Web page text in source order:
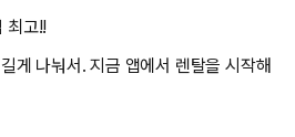
최고!!
게 나눠서. 지금 앱에서 렌탈을 시작해